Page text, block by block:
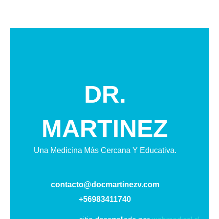
DR.
MARTINEZ
Una Medicina Más Cercana Y Educativa.
contacto@docmartinezv.com
+56983411740